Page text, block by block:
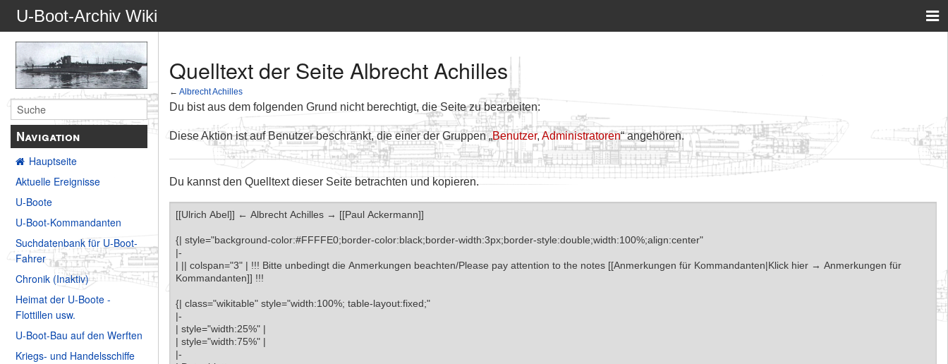
U-Boot-Archiv Wiki
Navigation
Hauptseite
Aktuelle Ereignisse
U-Boote
U-Boot-Kommandanten
Suchdatenbank für U-Boot-
Fahrer
Chronik (Inaktiv)
Heimat der U-Boote -
Flottillen usw.
U-Boot-Bau auf den Werften
Kriegs- und Handelsschiffe
Quelltext der Seite Albrecht Achilles
←Albrecht Achilles
Du bist aus dem folgenden Grund nicht berechtigt, die Seite zu bearbeiten:
Diese Aktion ist auf Benutzer beschränkt, die einer der Gruppen „Benutzer,Administratoren“ angehören.
Du kannst den Quelltext dieser Seite betrachten und kopieren.